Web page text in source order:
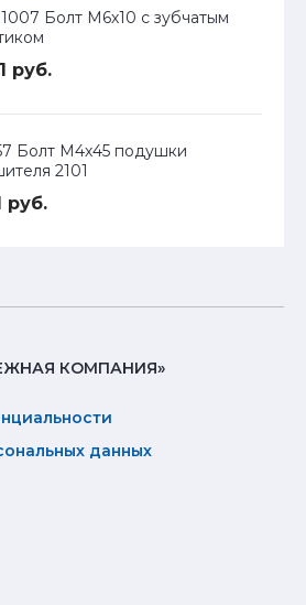
1007 Болт М6х10 с зубчатым
руб.
Болт М4х45 подушки
2101
руб.
КОМПАНИЯ»
данных